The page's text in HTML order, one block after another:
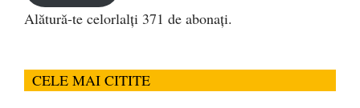
Alătură-te celorlalți 371 de abonați.
CELE MAI CITITE